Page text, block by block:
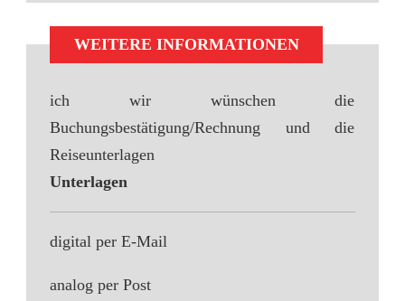
WEITERE INFORMATIONEN
ich wir wünschen die
Buchungsbestätigung/Rechnung und die
Reiseunterlagen
Unterlagen
digital per E-Mail
analog per Post